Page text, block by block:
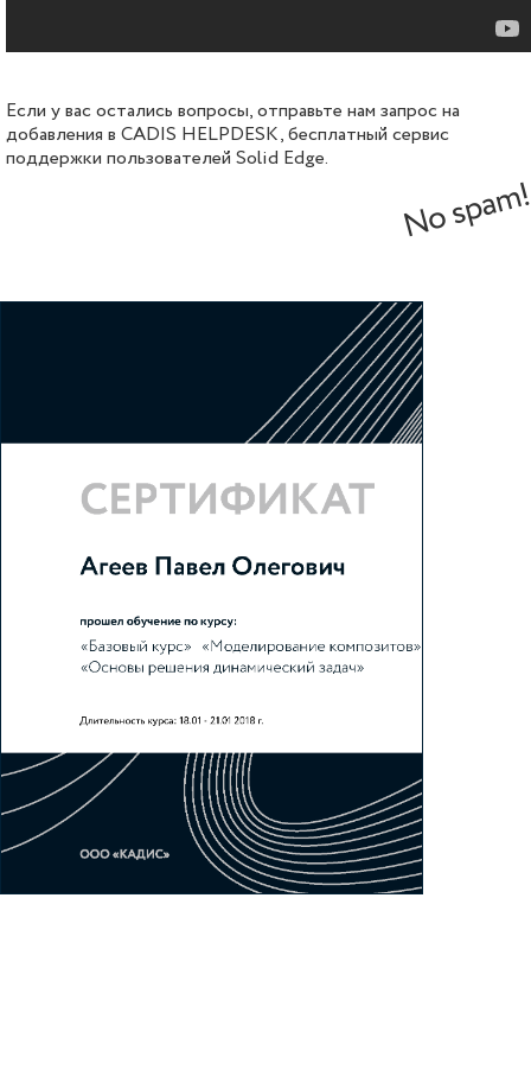
Если у вас остались вопросы, отправьте нам запрос на
добавления в CADIS HELPDESK, бесплатный сервис
поддержки пользователей Solid Edge.
No